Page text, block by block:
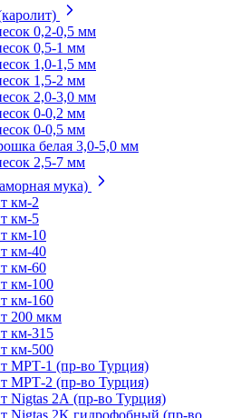
0,2-0,5 мм
0,5-1 мм
1,0-1,5 мм
1,5-2 мм
2,0-3,0 мм
0-0,2 мм
0-0,5 мм
белая 3,0-5,0 мм
2,5-7 мм
мука)
км-2
км-5
км-10
км-40
км-60
км-100
км-160
200 мкм
км-315
км-500
МРТ-1 (пр-во Турция)
МРТ-2 (пр-во Турция)
Nigtas 2А (пр-во Турция)
Nigtas 2K гидрофобный (пр-во